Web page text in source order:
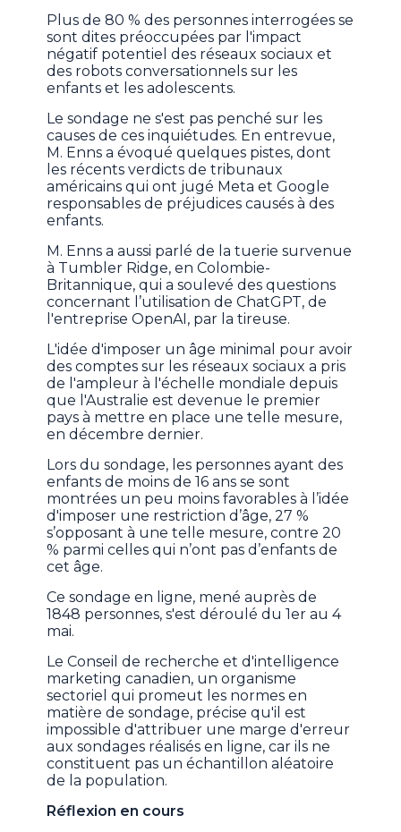
Plus de 80 % des personnes interrogées se
sont dites préoccupées par l'impact
négatif potentiel des réseaux sociaux et
des robots conversationnels sur les
enfants et les adolescents.
Le sondage ne s'est pas penché sur les
causes de ces inquiétudes. En entrevue,
M. Enns a évoqué quelques pistes, dont
les récents verdicts de tribunaux
américains qui ont jugé Meta et Google
responsables de préjudices causés à des
enfants.
M. Enns a aussi parlé de la tuerie survenue
à Tumbler Ridge, en Colombie-
Britannique, qui a soulevé des questions
concernant l’utilisation de ChatGPT, de
l'entreprise OpenAI, par la tireuse.
L'idée d'imposer un âge minimal pour avoir
des comptes sur les réseaux sociaux a pris
de l'ampleur à l'échelle mondiale depuis
que l'Australie est devenue le premier
pays à mettre en place une telle mesure,
en décembre dernier.
Lors du sondage, les personnes ayant des
enfants de moins de 16 ans se sont
montrées un peu moins favorables à l’idée
d'imposer une restriction d’âge, 27 %
s’opposant à une telle mesure, contre 20
% parmi celles qui n’ont pas d’enfants de
cet âge.
Ce sondage en ligne, mené auprès de
1848 personnes, s'est déroulé du 1er au 4
mai.
Le Conseil de recherche et d'intelligence
marketing canadien, un organisme
sectoriel qui promeut les normes en
matière de sondage, précise qu'il est
impossible d'attribuer une marge d'erreur
aux sondages réalisés en ligne, car ils ne
constituent pas un échantillon aléatoire
de la population.
Réflexion en cours